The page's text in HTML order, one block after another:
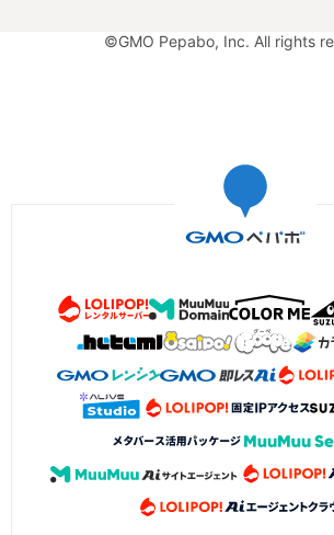
©GMO Pepabo, Inc. All rights